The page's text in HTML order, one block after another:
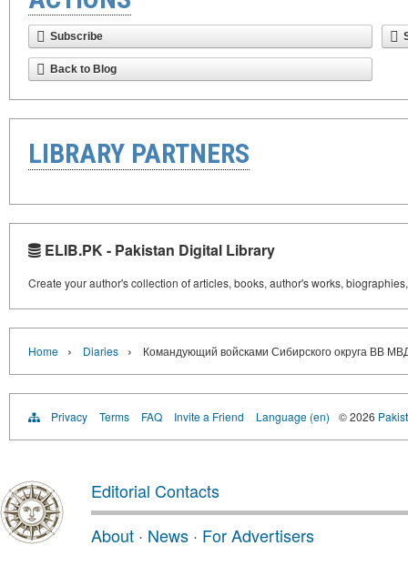
Subscribe
Back to Blog
LIBRARY PARTNERS
ELIB.PK - Pakistan Digital Library
Create your author's collection of articles, books, author's works,
Home › Diaries › Командующий войсками Сибирского округа
Privacy Terms FAQ Invite a Friend Language (en) © 2026
Editorial Contacts
About · News · For Advertisers